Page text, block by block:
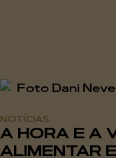
NOTÍCIAS
A HORA E A
ALIMENTAR